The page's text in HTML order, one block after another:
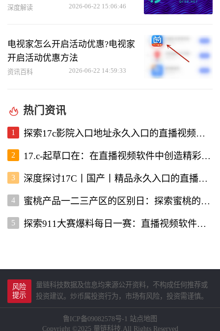
深度解读 2026-06-22 15:06:46
电视家怎么开启活动优惠?电视家
开启活动优惠方法
资讯百科 2026-06-22 14:59:33
热门资讯
1 探索17c影院入口地址永久入口的直播视频软件使用体验
2 17.c-起草口在：在直播视频软件中创造精彩内容的新机遇
3 深度探讨17C丨国产丨精品永久入口的直播视频软件优势与特点
4 蜜桃产品一二三产区的区别日：探索蜜桃的多样性与价值
5 探索911大赛爆料每日一赛：直播视频软件为你带来的精彩赛事
风险
提示
量链科技数据及信息均来源公开资料，不构成任何推荐或
投资建议。炒币属投资行为，市场有风险，投资需谨慎。
鲁ICP备09082578号-1 站点地图
Copyright ©2025 量链科技.All Rights Reserved